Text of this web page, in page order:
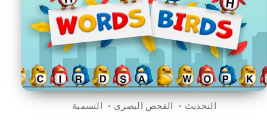
التحديث الفحص البصري التسمية